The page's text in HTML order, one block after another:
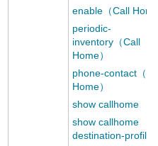
enable（Call
periodic-
inventory（Call
Home）
phone-contact（
Home）
show callhome
show callhome
destination-profile